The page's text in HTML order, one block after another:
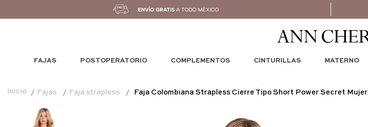
FAJAS POSTOPERATORIO COMPLEMENTOS CINTURILLAS MATERNO
Fajas Faja strapless Faja Colombiana Strapless Cierre Tipo Short Power Secret Mujer